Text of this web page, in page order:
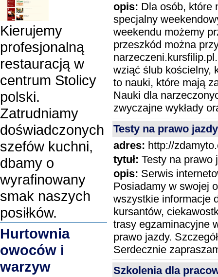
opis: Dla osób, które
specjalny
weekendu możemy
przeszkód można
wziąć ślub kościelny,
to nauki, które mają
Nauki dla
zwyczajne wykłady
Testy na prawo jazdy
adres: http://
tytuł: Testy na prawo
opis: Serwis
Posiadamy w swojej
wszystkie informacje
kursantów,
trasy egzaminacyjne
prawo jazdy.
Serdecznie
Szkolenia dla
Kierujemy
profesjonalną
restauracją w
centrum Stolicy
polski.
Zatrudniamy
doświadczonych
szefów kuchni,
dbamy o
wyrafinowany
smak naszych
posiłków.
Hurtownia
owoców i
warzyw